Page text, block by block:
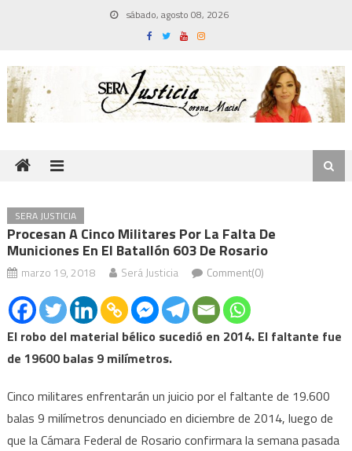
sábado, agosto 08, 2026
SERA JUSTICIA
Procesan A Cinco Militares Por La Falta De
Municiones En El Batallón 603 De Rosario
marzo 19, 2018 Será Justicia Comment(0)
El robo del material bélico sucedió en 2014. El faltante fue
de 19600 balas 9 milímetros.
Cinco militares enfrentarán un juicio por el faltante de 19.600
balas 9 milímetros denunciado en diciembre de 2014, luego de
que la Cámara Federal de Rosario confirmara la semana pasada